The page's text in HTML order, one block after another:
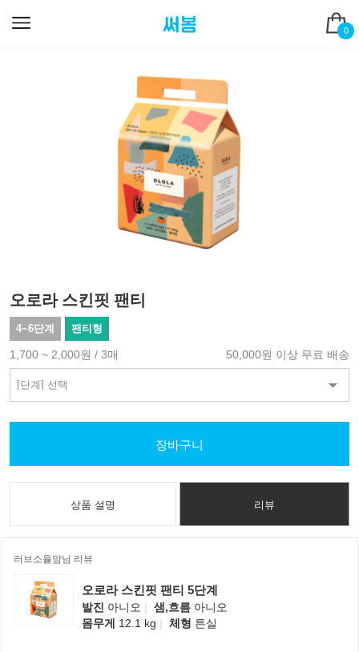
0
오로라 스킨핏 팬티
4~6단계 팬티형
1,700 ~ 2,000원 / 3매 50,000원 이상 무료 배송
장바구니
상품 설명 리뷰
러브소율맘님 리뷰
오로라 스킨핏 팬티 5단계
발진 아니오 | 샘,흐름 아니오
몸무게 12.1 kg | 체형 튼실